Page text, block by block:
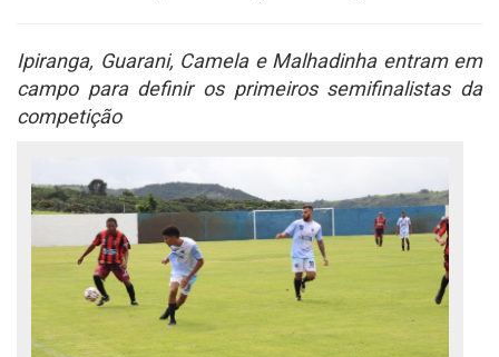
Ipiranga, Guarani, Camela e Malhadinha entram em
campo para definir os primeiros semifinalistas da
competição